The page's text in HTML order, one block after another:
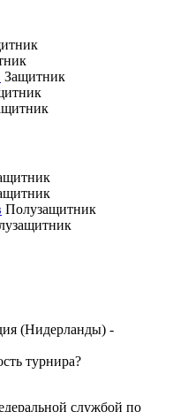
Защитник
Полузащитник
(Нидерланды) -
турнира?
службой по